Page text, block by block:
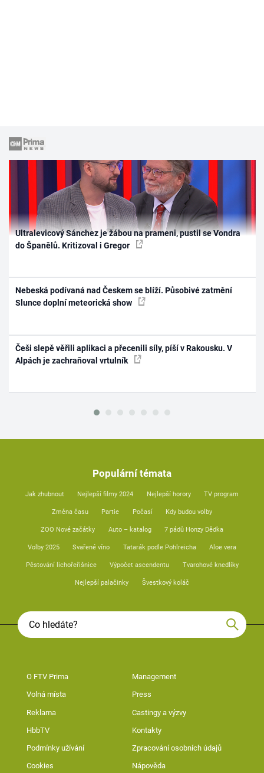
Ultralevicový Sánchez je žábou na prameni, pustil se Vondra
do Španělů. Kritizoval i Gregor
Nebeská podívaná nad Českem se blíží. Působivé zatmění
Slunce doplní meteorická show
Češi slepě věřili aplikaci a přecenili síly, píší v Rakousku. V
Alpách je zachraňoval vrtulník
Populární témata
Jak zhubnout Nejlepší filmy 2024 Nejlepší horory TV program
Změna času Partie Počasí Kdy budou volby
ZOO Nové začátky Auto – katalog 7 pádů Honzy Dědka
Volby 2025 Svařené víno Tatarák podle Pohlreicha Aloe vera
Pěstování lichořeřišnice Výpočet ascendentu Tvarohové knedlíky
Nejlepší palačinky Švestkový koláč
O FTV Prima Management
Volná místa Press
Reklama Castingy a výzvy
HbbTV Kontakty
Podmínky užívání Zpracování osobních údajů
Cookies Nápověda